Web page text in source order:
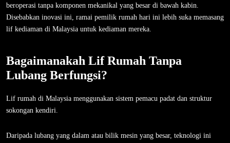
beroperasi tanpa komponen mekanikal yang besar di bawah kabin.
Disebabkan inovasi ini, ramai pemilik rumah hari ini lebih suka memasang
lif kediaman di Malaysia untuk kediaman mereka.
Bagaimanakah Lif Rumah Tanpa
Lubang Berfungsi?
Lif rumah di Malaysia menggunakan sistem pemacu padat dan struktur
sokongan kendiri.
Daripada lubang yang dalam atau bilik mesin yang besar, teknologi ini